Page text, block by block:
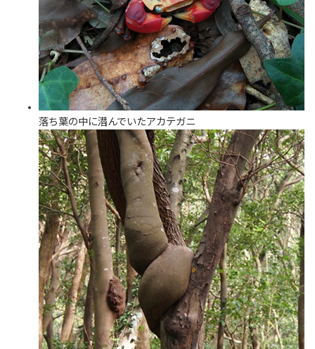
落ち葉の中に潜んでいたアカテガニ